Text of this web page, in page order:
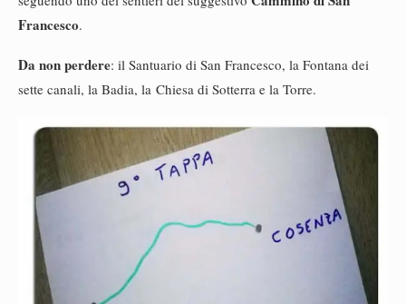
Francesco.
Da non perdere: il Santuario di San Francesco, la Fontana dei
sette canali, la Badia, la Chiesa di Sotterra e la Torre.